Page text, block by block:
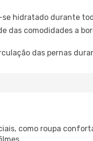
hidratado durante
das comodidades a
das pernas
como roupa